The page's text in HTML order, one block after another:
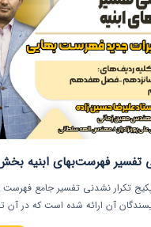
مطالب این دوره استفاده نمایند.
تفسیر فهرست‌بهای ابنیه
پکیج تکرار نشدنی تفسیر جامع فهرست
آن ارائه شده است که در
فهرست بها تفسیر و ارائه شده